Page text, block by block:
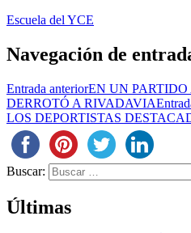
Escuela del YCE
Navegación de
Entrada anteriorEN UN
DERROTÓ A RIVADAVIA
LOS DEPORTISTAS
Buscar:
Últimas